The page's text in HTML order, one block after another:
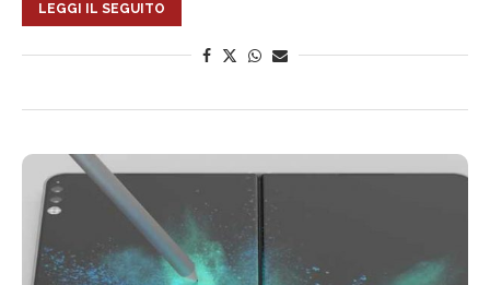
LEGGI IL SEGUITO